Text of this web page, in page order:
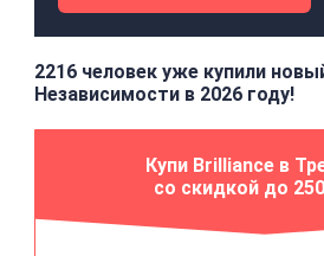
2216 человек уже купили
Независимости в 2026 году!
Купи Brilliance в
со скидкой до